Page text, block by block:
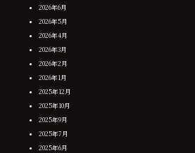
2026年6月
2026年5月
2026年4月
2026年3月
2026年2月
2026年1月
2025年12月
2025年10月
2025年9月
2025年7月
2025年6月